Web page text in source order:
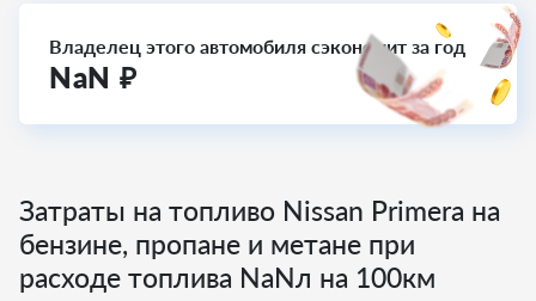
Владелец этого автомобиля сэкономит за год
NaN ₽
Затраты на топливо Nissan Primera на
бензине, пропане и метане при
расходе топлива NaNл на 100км